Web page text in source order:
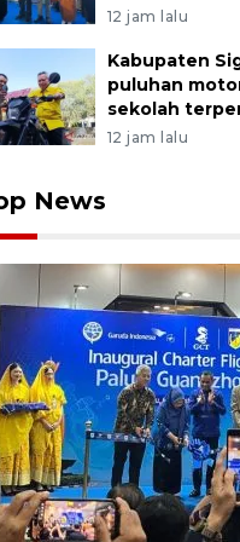
12 jam lalu
Kabupaten
puluhan
sekolah
12 jam lalu
News